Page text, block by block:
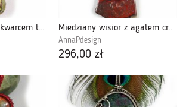
Miedziany wisior z kwarcem tytanowym tęczowy Miedziany wisior z agatem crazy lace czerwony
AnnaPdesign
296,00 zł